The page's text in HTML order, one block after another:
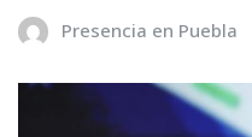
Presencia en Puebla